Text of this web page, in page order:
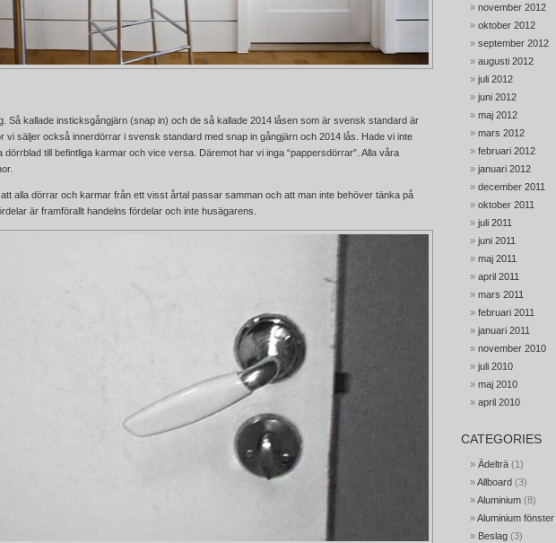
Så kallade insticksgångjärn (snap in) och de så kallade 2014 låsen som är svensk standard är
vi säljer också innerdörrar i svensk standard med snap in gångjärn och 2014 lås. Hade vi inte
till befintliga karmar och vice versa. Däremot har vi inga “pappersdörrar”. Alla våra
alla dörrar och karmar från ett visst årtal passar samman och att man inte behöver tänka på
är framförallt handelns fördelar och inte husägarens.
november 2012
oktober 2012
september 2012
augusti 2012
juli 2012
juni 2012
maj 2012
mars 2012
februari 2012
januari 2012
december 2011
oktober 2011
juli 2011
juni 2011
maj 2011
april 2011
mars 2011
februari 2011
januari 2011
november 2010
juli 2010
maj 2010
april 2010
CATEGORIES
Ädelträ (1)
Allboard (3)
Aluminium (8)
Aluminium fönster
Beslag (3)